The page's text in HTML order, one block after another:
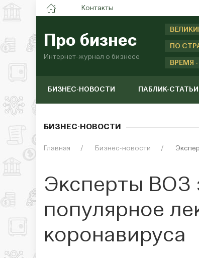
Контакты
Про бизнес
Интернет-журнал о бизнесе
ПО
ВРЕМЯ
БИЗНЕС-НОВОСТИ ПАБЛИК-СТАТЬИ
БИЗНЕС-НОВОСТИ
Главная Бизнес-новости
Эксперты ВОЗ
популярное
коронавируса